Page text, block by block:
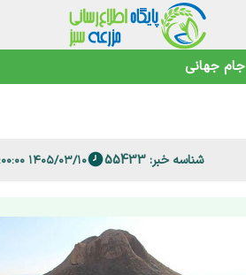
جام جهانی
شناسه خبر: 55433 ۱۴۰۵/۰۳/۱۰ ۲۳:۰۰:۰۰